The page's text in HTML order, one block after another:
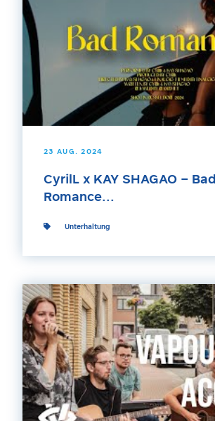
23 AUG. 2024
CyrilL x KAY SHAGAO – Bad
Romance...
Unterhaltung